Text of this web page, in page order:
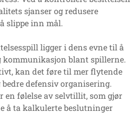
sjanser og redusere
slippe inn mål.
ligger i dens evne til å
kommunikasjon blant spillerne.
kan det føre til mer flytende
bedre defensiv organisering.
en følelse av selvtillit, som gjør
å ta kalkulerte beslutninger